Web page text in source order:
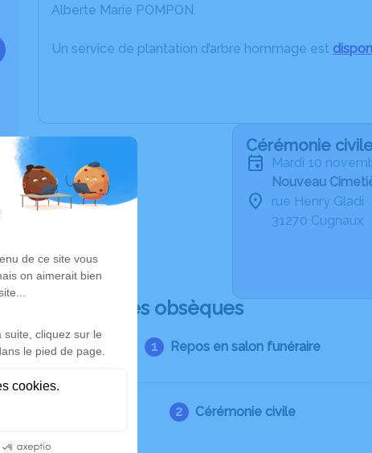
Alberte Marie POMPON.
Un service de plantation d’arbre hommage est
Cérémonie
mardi 10
Nouveau
rue Henry Gladi
31270 Cugnaux
Déroulé des obsèques
Repos en salon funéraire
Cérémonie civile